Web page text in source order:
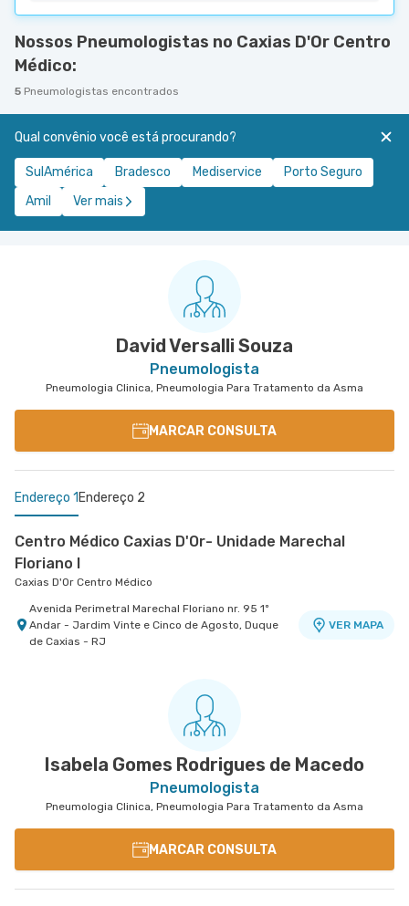
Nossos Pneumologistas no Caxias D'Or Centro
Médico:
5 Pneumologistas encontrados
Qual convênio você está procurando?
SulAmérica Bradesco Mediservice
Porto Seguro
Amil
Ver mais
David Versalli Souza
Pneumologista
Pneumologia Clinica, Pneumologia Para Tratamento da Asma
MARCAR CONSULTA
Endereço 1 Endereço 2
Centro Médico Caxias D'Or- Unidade Marechal
Floriano I
Caxias D'Or Centro Médico
Avenida Perimetral Marechal Floriano nr. 95 1º
Andar - Jardim Vinte e Cinco de Agosto, Duque
de Caxias - RJ
VER MAPA
Rua Almirante Baltazar nr. 435 Centro Médico 1
Ao Lado da Oncologia D'Or - Sao Cristovao, Rio
Isabela Gomes Rodrigues de Macedo
Pneumologista
Pneumologia Clinica, Pneumologia Para Tratamento da Asma
MARCAR CONSULTA